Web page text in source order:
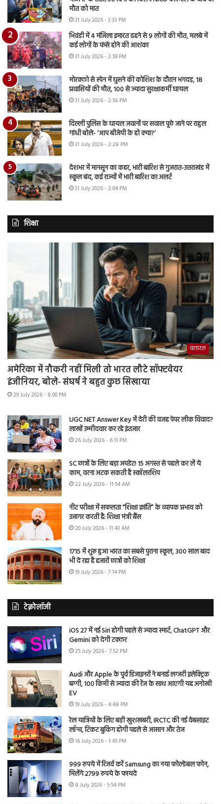
मौत को मात
31 July 2026 - 3:33 PM
भिवंडी में 4 मंजिला इमारत ढहने से 9 लोगों की मौत, मलबे में
कई लोगों के फंसे होने की आशंका
31 July 2026 - 2:59 PM
मोरक्को से स्पेन में घुसने की कोशिश के दौरान भगदड़, 18
प्रवासियों की मौत, 100 से ज्यादा सुरक्षाकर्मी घायल
31 July 2026 - 2:56 PM
दिल्ली पुलिस के घायल जवानों पर सवाल पूछे जाने पर राहुल
गांधी बोले- ‘आप बीजेपी के हो क्या?’
31 July 2026 - 2:28 PM
देशभर में मानसून का कहर, भारी बारिश से गुजरात-उत्तराखंड में
स्कूल बंद, कई राज्यों में भारी बारिश का अलर्ट
31 July 2026 - 2:04 PM
शिक्षा
वायरल
अमेरिका में नौकरी नहीं मिली तो भारत लौटे सॉफ्टवेयर
इंजीनियर, बोले- संघर्ष ने बहुत कुछ सिखाया
29 July 2026 - 8:00 PM
UGC NET Answer Key में देरी की वजह पेपर लीक विवाद?
लाखों उम्मीदवार कर रहे इंतजार
26 July 2026 - 6:11 PM
SC छात्रों के लिए बड़ा अपडेट! 15 अगस्त से पहले कर लें ये
काम, वरना अटक सकती है स्कॉलरशिप
22 July 2026 - 11:54 AM
नीट परीक्षा में सफलता “शिक्षा क्रांति” के व्यापक प्रभाव को
उजागर करती है: शिक्षा मंत्री बैंस
20 July 2026 - 11:43 AM
1715 में शुरू हुआ भारत का सबसे पुराना स्कूल, 300 साल बाद
भी दे रहा है हजारों छात्रों को शिक्षा
19 July 2026 - 7:14 PM
टेक्नोलॉजी
iOS 27 में नई Siri होगी पहले से ज्यादा स्मार्ट, ChatGPT और
Gemini को देगी टक्कर
25 July 2026 - 7:52 PM
Audi और Apple के पूर्व डिजाइनरों ने बनाई लग्जरी इलेक्ट्रिक
बग्गी, 100 किमी से ज्यादा की रेंज के साथ आएगी यह अनोखी
EV
19 July 2026 - 4:48 PM
रेल यात्रियों के लिए बड़ी खुशखबरी, IRCTC की नई वेबसाइट
लॉन्च, टिकट बुकिंग होगी पहले से आसान और तेज
16 July 2026 - 1:45 PM
999 रुपये में रिजर्व करें Samsung का नया फोल्डेबल फोन,
मिलेंगे 2799 रुपये के फायदे
8 July 2026 - 5:54 PM